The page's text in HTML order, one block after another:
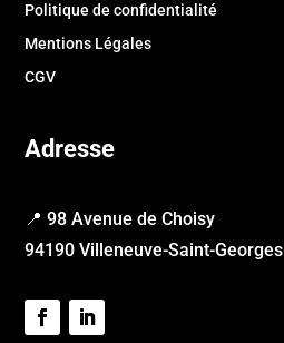
Politique de confidentialité
Mentions Légales
CGV
Adresse
📍 98 Avenue de Choisy
94190 Villeneuve-Saint-Georges